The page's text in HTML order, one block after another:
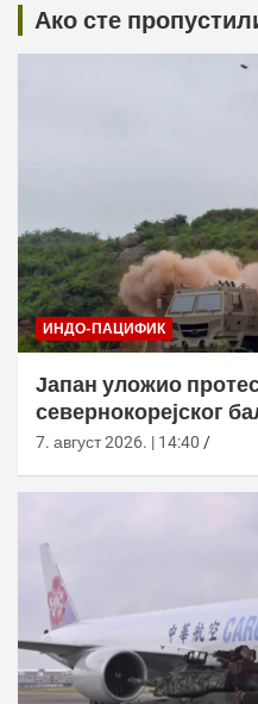
Ако сте
ИНДО-ПАЦИФИК
Јапан уложио
севернокорејског
7. август 2026. | 14:40